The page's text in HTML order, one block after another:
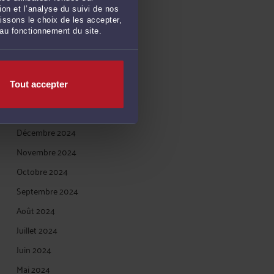
et l’analyse du suivi de nos
le choix de les accepter,
fonctionnement du site.
Tout accepter
Juin 2025
Mai 2025
Avril 2025
Février 2025
Janvier 2025
Décembre 2024
Novembre 2024
Octobre 2024
Septembre 2024
Août 2024
Juillet 2024
Juin 2024
Mai 2024